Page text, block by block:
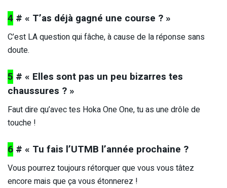
4 # « T’as déjà gagné une course ? »
C’est LA question qui fâche, à cause de la réponse sans
doute.
5 # « Elles sont pas un peu bizarres tes
chaussures ? »
Faut dire qu’avec tes Hoka One One, tu as une drôle de
touche !
6 # « Tu fais l’UTMB l’année prochaine ?
Vous pourrez toujours rétorquer que vous vous tâtez
encore mais que ça vous étonnerez !